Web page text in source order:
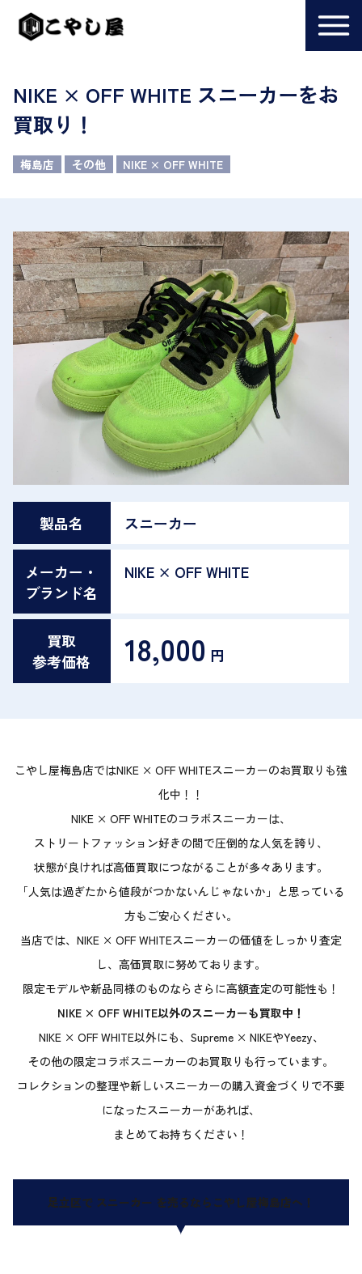
NIKE × OFF WHITE スニーカーをお
買取り！
梅島店 その他 NIKE × OFF WHITE
製品名 スニーカー
メーカー・
ブランド名
NIKE × OFF WHITE
買取
参考価格
18,000 円
こやし屋梅島店ではNIKE × OFF WHITEスニーカーのお買取りも強
化中！！
NIKE × OFF WHITEのコラボスニーカーは、
ストリートファッション好きの間で圧倒的な人気を誇り、
状態が良ければ高価買取につながることが多々あります。
「人気は過ぎたから値段がつかないんじゃないか」と思っている
方もご安心ください。
当店では、NIKE × OFF WHITEスニーカーの価値をしっかり査定
し、高価買取に努めております。
限定モデルや新品同様のものならさらに高額査定の可能性も！
NIKE × OFF WHITE以外のスニーカーも買取中！
NIKE × OFF WHITE以外にも、Supreme × NIKEやYeezy、
その他の限定コラボスニーカーのお買取りも行っています。
コレクションの整理や新しいスニーカーの購入資金づくりで不要
になったスニーカーがあれば、
まとめてお持ちください！
足立区で スニーカー を売るならこやし屋梅島店へ！